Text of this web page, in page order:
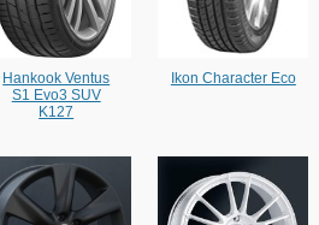
Hankook Ventus
S1 Evo3 SUV
K127
Ikon Character Eco